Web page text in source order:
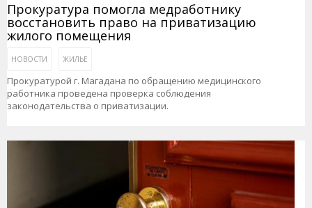
Прокуратура помогла медработнику
восстановить право на приватизацию
жилого помещения
НОВОСТИ ЖИЛЬЕ
Прокуратурой г. Магадана по обращению медицинского
работника проведена проверка соблюдения
законодательства о приватизации.